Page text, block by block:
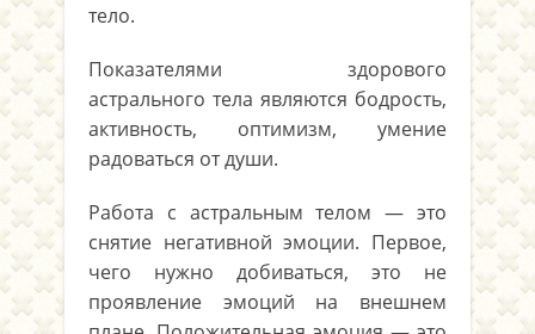
тело.
Показателями здорового
астрального тела являются бодрость,
активность, оптимизм, умение
радоваться от души.
Работа с астральным телом — это
снятие негативной эмоции. Первое,
чего нужно добиваться, это не
проявление эмоций на внешнем